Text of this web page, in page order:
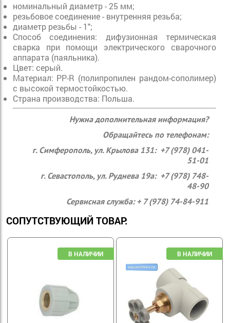
номинальный диаметр - 25 мм;
резьбовое соединение - внутренняя резьба;
диаметр резьбы - 1";
Способ соединения: дифузионная термическая
сварка при помощи электрического сварочного
аппарата (паяльника).
Цвет: серый.
Материал: PP-R (полипропилен рандом-сополимер)
с высокой термостойкостью.
Страна производства: Польша.
Нужна дополнительная информация?
Обращайтесь по телефонам:
г. Симферополь, ул. Крылова 131: +7 (978) 041-
51-01
г. Севастополь, ул. Руднева 19а: +7 (978) 748-
48-90
Сервисная служба: + 7 (978) 74-84-911
СОПУТСТВУЮЩИЙ ТОВАР: